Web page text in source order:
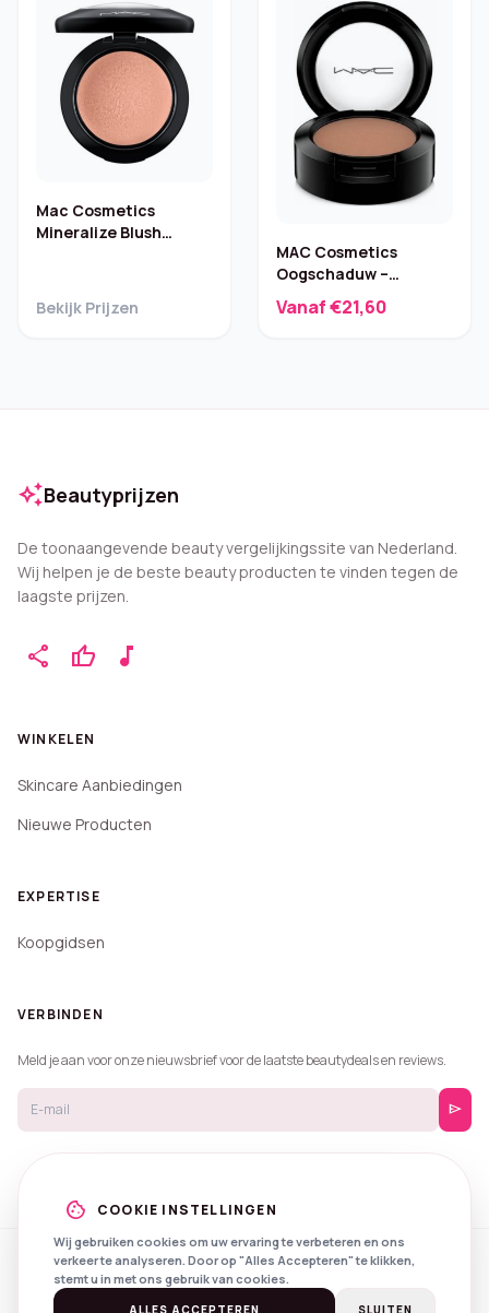
Mac Cosmetics
Mineralize Blush
Bekijk Prijzen
MAC Cosmetics
Oogschaduw –
Charcoal Brown – 1,5 g
Vanaf €21,60
auto_awesomeBeautyprijzen
De toonaangevende beauty vergelijkingssite van Nederland.
Wij helpen je de beste beauty producten te vinden tegen de
laagste prijzen.
share thumb_up music_note
WINKELEN
Skincare Aanbiedingen
Nieuwe Producten
EXPERTISE
Koopgidsen
VERBINDEN
Meld je aan voor onze nieuwsbrief voor de laatste beautydeals en reviews.
send
© 2026 Beautyprijzen.
Created with
byNXS Digital
SpotlightsPrivacyVoorwaarden
cookie COOKIE INSTELLINGEN
Wij gebruiken cookies om uw ervaring te verbeteren en ons
verkeer te analyseren. Door op "Alles Accepteren" te klikken,
stemt u in met ons gebruik van cookies.
ALLES ACCEPTEREN SLUITEN